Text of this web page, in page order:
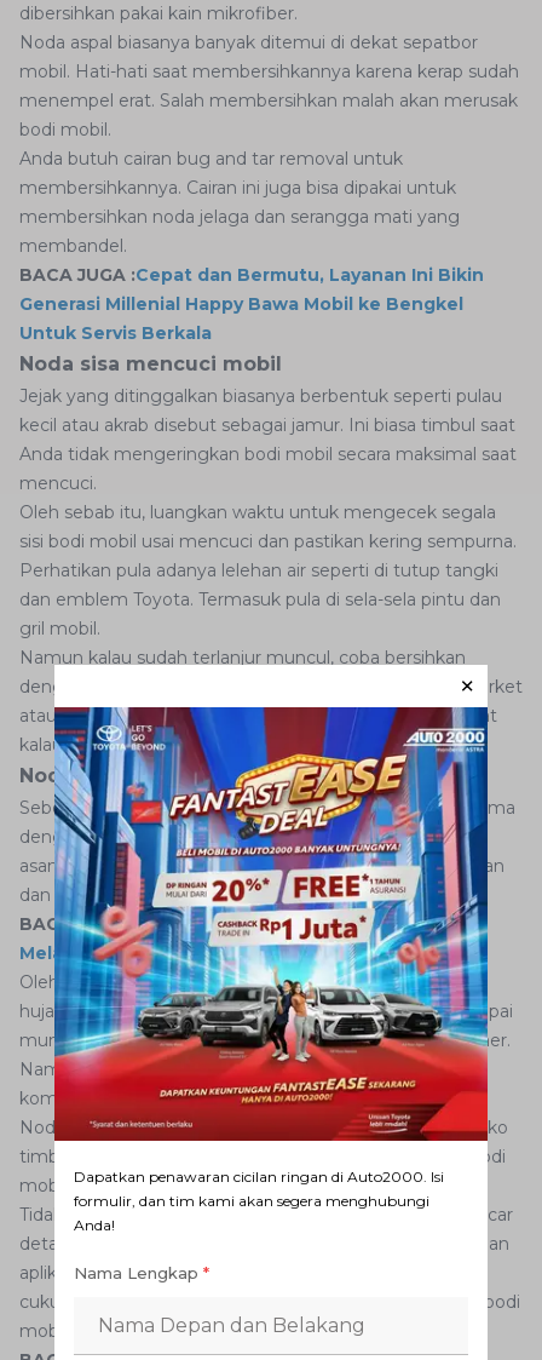
dibersihkan pakai kain mikrofiber.
Noda aspal biasanya banyak ditemui di dekat sepatbor
mobil. Hati-hati saat membersihkannya karena kerap sudah
menempel erat. Salah membersihkan malah akan merusak
bodi mobil.
Anda butuh cairan bug and tar removal untuk
membersihkannya. Cairan ini juga bisa dipakai untuk
membersihkan noda jelaga dan serangga mati yang
membandel.
BACA JUGA :Cepat dan Bermutu, Layanan Ini Bikin
Generasi Millenial Happy Bawa Mobil ke Bengkel
Untuk Servis Berkala
Noda sisa mencuci mobil
Jejak yang ditinggalkan biasanya berbentuk seperti pulau
kecil atau akrab disebut sebagai jamur. Ini biasa timbul saat
Anda tidak mengeringkan bodi mobil secara maksimal saat
mencuci.
Oleh sebab itu, luangkan waktu untuk mengecek segala
sisi bodi mobil usai mencuci dan pastikan kering sempurna.
Perhatikan pula adanya lelehan air seperti di tutup tangki
dan emblem Toyota. Termasuk pula di sela-sela pintu dan
gril mobil.
Namun kalau sudah terlanjur muncul, coba bersihkan
dengan eksterior cleaner yang banyak dijual di supermarket
atau toko aksesoris mobil. Biasanya sudah bisa terangkat
kalau belum terlalu lama didiamkan.
Noda bekas air hujan
Sebenarnya efek yang ditimbulkan oleh sisa air hujan sama
dengan sisa air cucian mobil. Hanya saja karena bersifat
asam, noda jamur yang ditimbulkan lebih sulit dibersihkan
dan punya sifat korosif.
BACA JUGA :Penting! Ini Alasan Anda Harus Rutin
Melakukan Servis Berkala Mobil Kesayangan
Oleh sebab itu, selalu cuci mobil Anda setelah terkena
hujan di jalan dan jangan biarkan terlalu lama. Kalau sampai
muncul jamur bodi, segera besihkan pakai exterior cleaner.
Namun kalau tidak mempan, Anda bisa pakai bahan
kompon yang lebih kuat daya angkatnya.
Noda bekas cucian mobil dan air hujan bisa dikurangi risiko
timbulnya jika Anda rajin melakukan pemolesan pada bodi
mobil paling tidak sebulan sekali.
Tidak perlu memakai alat pemoles layaknya profesional car
detailer, cukup gunakan bahan wax yang dijual di toko dan
aplikasikan dengan menggunakan tangan kosong. Ini
cukup untuk menahan laju noda jamur bodi tumbuh di bodi
mobil.
Dapatkan penawaran cicilan ringan di Auto2000. Isi
formulir, dan tim kami akan segera menghubungi
Anda!
Nama Lengkap *